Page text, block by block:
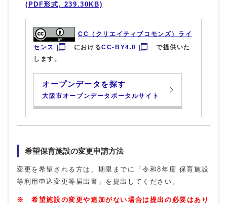
(PDF形式, 239.30KB)
CC（クリエイティブコモンズ）ライ
センス
におけるCC-BY4.0
で提供いた
します。
オープンデータを探す
大阪市オープンデータポータルサイト
希望保育施設の変更申請方法
変更を希望される方は、期限までに「令和8年度 保育施設
等利用申込変更等届出書」を提出してください。
※ 希望施設の変更や追加がない場合は提出の必要はあり